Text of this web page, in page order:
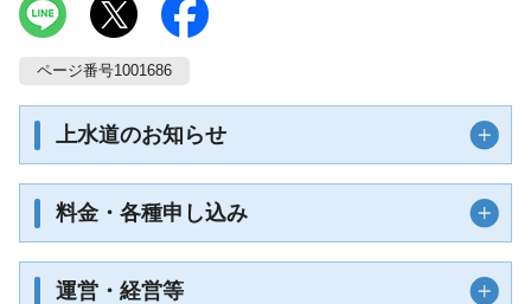
ページ番号1001686
上水道のお知らせ
料金・各種申し込み
運営・経営等